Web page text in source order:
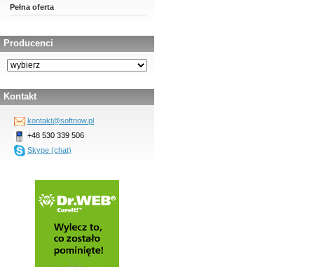
Pełna oferta
Producenci
Kontakt
kontakt@softnow.pl
+48 530 339 506
Skype (chat)